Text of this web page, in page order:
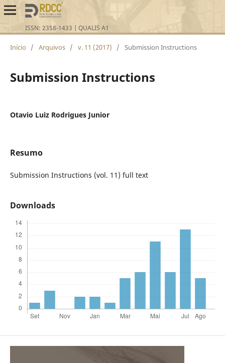
Início / Arquivos / v. 11 (2017) / Submission Instructions
Submission Instructions
Otavio Luiz Rodrigues Junior
Resumo
Submission Instructions (vol. 11) full text
Downloads